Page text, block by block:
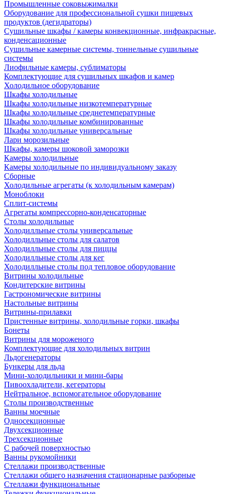
Промышленные соковыжималки
Оборудование для профессиональной сушки пищевых
продуктов (дегидраторы)
Сушильные шкафы / камеры конвекционные, инфракрасные,
конденсационные
Сушильные камерные системы, тоннельные сушильные
системы
Лиофильные камеры, сублиматоры
Комплектующие для сушильных шкафов и камер
Холодильное оборудование
Шкафы холодильные
Шкафы холодильные низкотемпературные
Шкафы холодильные среднетемпературные
Шкафы холодильные комбинированные
Шкафы холодильные универсальные
Лари морозильные
Шкафы, камеры шоковой заморозки
Камеры холодильные
Камеры холодильные по индивидуальному заказу
Сборные
Холодильные агрегаты (к холодильным камерам)
Моноблоки
Сплит-системы
Агрегаты компрессорно-конденсаторные
Столы холодильные
Холодилльные столы универсальные
Холодилльные столы для салатов
Холодилльные столы для пиццы
Холодилльные столы для кег
Холодилльные столы под тепловое оборудование
Витрины холодильные
Кондитерские витрины
Гастрономические витрины
Настольные витрины
Витрины-прилавки
Пристенные витрины, холодильные горки, шкафы
Бонеты
Витрины для мороженого
Комплектующие для холодильных витрин
Льдогенераторы
Бункеры для льда
Мини-холодильники и мини-бары
Пивоохладители, кегераторы
Нейтральное, вспомогательное оборудование
Столы производственные
Ванны моечные
Односекционные
Двухсекционные
Трехсекционные
С рабочей поверхностью
Ванны рукомойники
Стеллажи производственные
Стеллажи общего назначения стационарные разборные
Стеллажи функциональные